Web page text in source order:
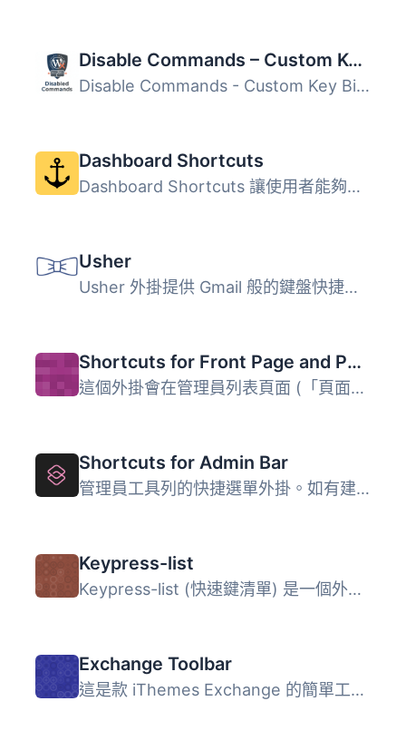
Disable Commands – Custom Key Binding in Command Palette
Disable Commands - Custom Key Binding 讓使用者能夠控制 Wo...
Dashboard Shortcuts
Dashboard Shortcuts 讓使用者能夠建立個人化的快速連結菜單...
Usher
Usher 外掛提供 Gmail 般的鍵盤快捷鍵，供使用者在 WordPress...
Shortcuts for Front Page and Posts Page
這個外掛會在管理員列表頁面 (「頁面」 >「全部頁面」) 上添...
Shortcuts for Admin Bar
管理員工具列的快捷選單外掛。如有建議或錯誤，請電郵 senoll...
Keypress-list
Keypress-list (快速鍵清單) 是一個外掛，允許使用者使用鍵...
Exchange Toolbar
這是款 iThemes Exchange 的簡單工具列外掛程式，使得你能更...